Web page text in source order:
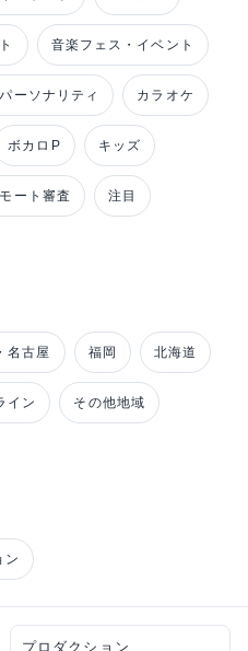
音楽フェス・イベント
ーソナリティ カラオケ
ボカロP キッズ
ート審査 注目
名古屋 福岡 北海道
イン その他地域
ン
プロダクション